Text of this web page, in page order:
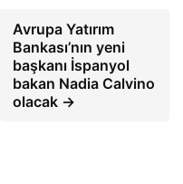
Avrupa Yatırım
Bankası’nın yeni
başkanı İspanyol
bakan Nadia Calvino
olacak →